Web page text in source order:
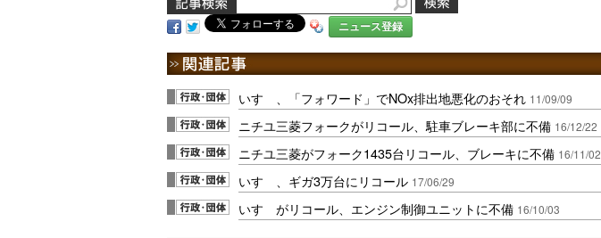
ニュース登録
いすゞ、「フォワード」でNOx排出地悪化のおそれ 11/09/09
ニチユ三菱フォークがリコール、駐車ブレーキ部に不備 16/12/22
ニチユ三菱がフォーク1435台リコール、ブレーキに不備 16/11/02
いすゞ、ギガ3万台にリコール 17/06/29
いすゞがリコール、エンジン制御ユニットに不備 16/10/03